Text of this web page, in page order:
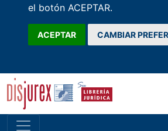
el botón ACEPTAR.
ACEPTAR CAMBIAR